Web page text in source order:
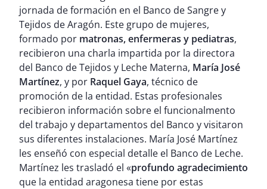
jornada de formación en el Banco de Sangre y
Tejidos de Aragón. Este grupo de mujeres,
formado por matronas, enfermeras y pediatras,
recibieron una charla impartida por la directora
del Banco de Tejidos y Leche Materna, María José
Martínez, y por Raquel Gaya, técnico de
promoción de la entidad. Estas profesionales
recibieron información sobre el funcionalmento
del trabajo y departamentos del Banco y visitaron
sus diferentes instalaciones. María José Martínez
les enseñó con especial detalle el Banco de Leche.
Martínez les trasladó el «profundo agradecimiento
que la entidad aragonesa tiene por estas